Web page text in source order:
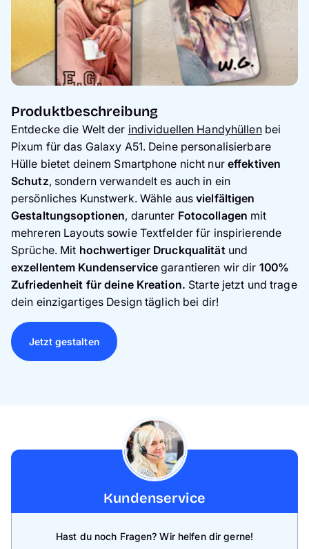
Produktbeschreibung
Entdecke die Welt der individuellen Handyhüllenbei
Pixum für das Galaxy A51. Deine personalisierbare
Hülle bietet deinem Smartphone nicht nur effektiven
Schutz, sondern verwandelt es auch in ein
persönliches Kunstwerk. Wähle ausvielfältigen
Gestaltungsoptionen, darunter Fotocollagen mit
mehreren Layouts sowie Textfelder für inspirierende
Sprüche. Mit hochwertiger Druckqualitätund
exzellentem Kundenservicegarantieren wir dir 100%
Zufriedenheit für deine Kreation. Starte jetzt und trage
dein einzigartiges Design täglich bei dir!
Jetzt gestalten
Kundenservice
Hast du noch Fragen? Wir helfen dir gerne!